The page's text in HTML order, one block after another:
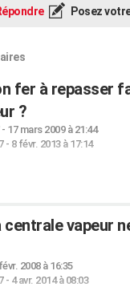
Posez
fer à repasser
?
- 17 mars 2009 à 21:44
- 8 févr. 2013 à 17:14
centrale vapeur
2008 à 16:35
- 4 avr. 2014 à 08:03